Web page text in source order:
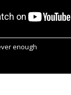
enough